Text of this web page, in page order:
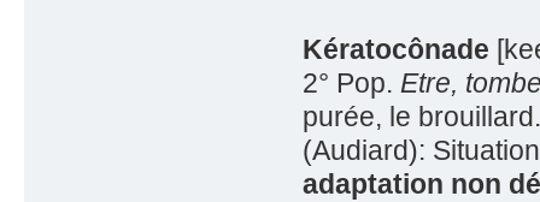
Kératocônade
2° Pop. Etre,
purée, le
(Audiard):
adaptation non